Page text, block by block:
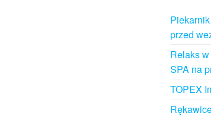
przed
Relaks
SPA na
TOPEX